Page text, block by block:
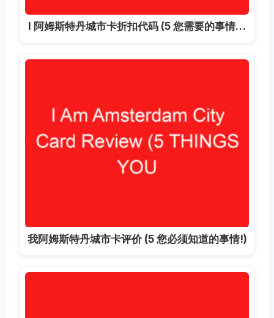
I 阿姆斯特丹城市卡折扣代码 (5 您需要的事情…
我阿姆斯特丹城市卡评价 (5 您必须知道的事情!)